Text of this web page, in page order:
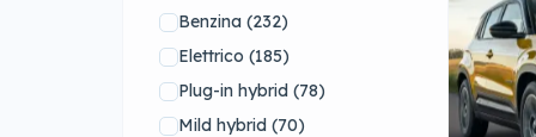
Lotus(4)
Maserati (17)
MG(19)
MINI(54)
Benzina (232)
Elettrico (185)
Plug-in hybrid (78)
Mild hybrid (70)